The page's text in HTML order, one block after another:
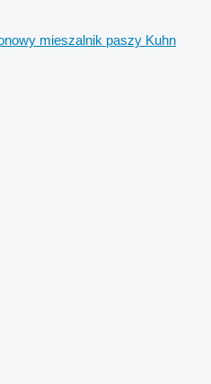
mieszalnik paszy Kuhn